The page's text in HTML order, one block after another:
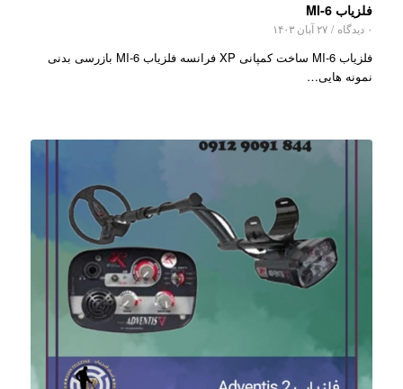
فلزیاب MI-6
۰ دیدگاه / ۲۷ آبان ۱۴۰۳
فلزیاب MI-6 ساخت کمپانی XP فرانسه فلزیاب MI-6 بازرسی بدنی
نمونه هایی…